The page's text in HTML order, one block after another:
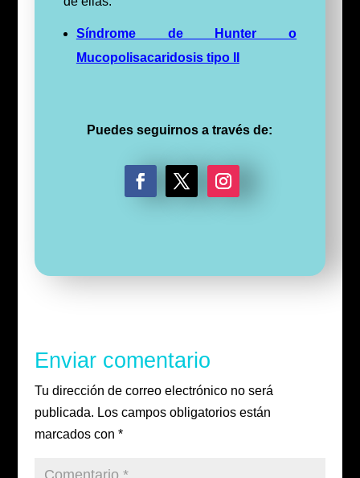
Síndrome de Hunter o
Mucopolisacaridosis tipo II
Puedes seguirnos a través de:
Enviar comentario
Tu dirección de correo electrónico no será
publicada. Los campos obligatorios están
marcados con *